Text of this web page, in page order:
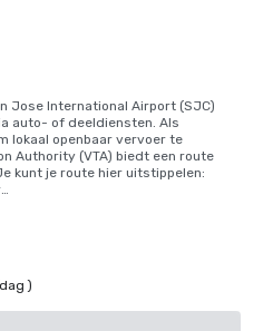
Jose International Airport (SJC)
auto- of deeldiensten. Als
lokaal openbaar vervoer te
Authority (VTA) biedt een route
kunt je route hier uitstippelen:
te rijden of gebruik te maken van
kunt u de trein gebruiken via
en https://www.caltrain.com
dag )